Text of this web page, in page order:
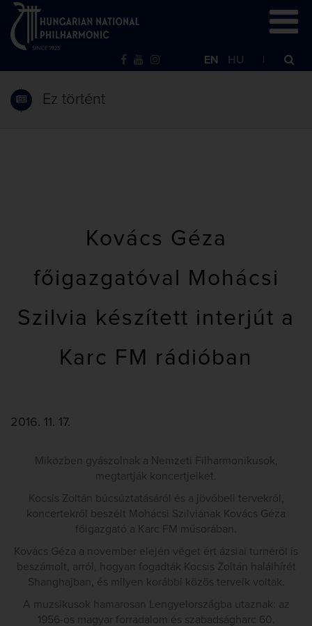
EN HU
Ez történt
Kovács Géza
főigazgatóval Mohácsi
Szilvia készített interjút a
Karc FM rádióban
2016. 11. 17.
Miközben gyászolnak a Nemzeti Filharmonikusok,
megtartják koncertjeiket.
Kocsis Zoltán búcsúztatásáról és a jövőbeli tervekről,
koncertekről beszélt Mohácsi Szilviának Kovács Géza
főigazgató a Karc FM műsorában.
Kovács Géza a november elején véget ért ázsiai turnéról is
beszámolt, arról, hogyan fogadták Kocsis Zoltán halálhírét
Shanghajban, és milyen korábbi közös terveik voltak.
A muzsikusok hamarosan Lengyelországba utaznak: az
1956-os magyar forradalom és szabadságharc 60.